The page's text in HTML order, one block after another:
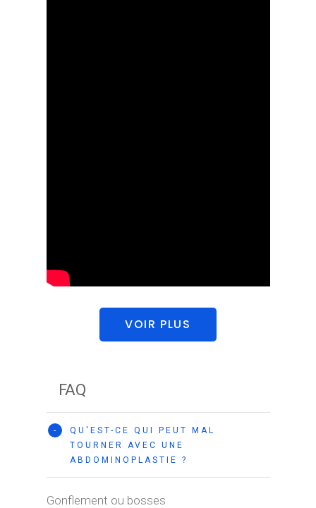
VOIR PLUS
FAQ
-
QU'EST-CE QUI PEUT MAL
TOURNER AVEC UNE
ABDOMINOPLASTIE ?
Gonflement ou bosses